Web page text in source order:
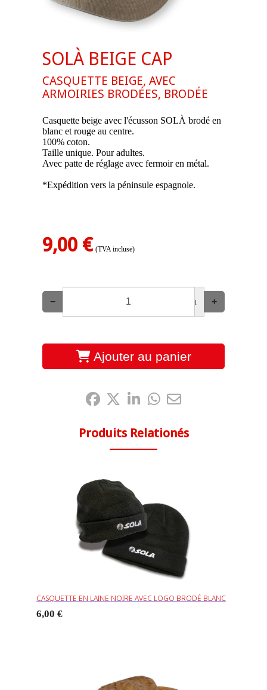
SOLÀ BEIGE CAP
CASQUETTE BEIGE, AVEC
ARMOIRIES BRODÉES, BRODÉE
Casquette beige avec l'écusson SOLÀ brodé en
blanc et rouge au centre.
100% coton.
Taille unique. Pour adultes.
Avec patte de réglage avec fermoir en métal.
*Expédition vers la péninsule espagnole.
9,00 € (TVA incluse)
− un +
Ajouter au panier
Produits Relationés
CASQUETTE EN LAINE NOIRE AVEC LOGO BRODÉ BLANC
6,00 €